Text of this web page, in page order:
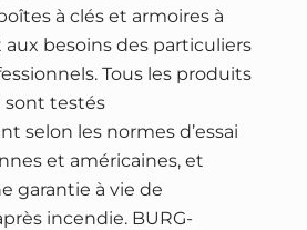
à clés et armoires à
besoins des particuliers
Tous les produits
sont testés
selon les normes d’essai
et américaines, et
garantie à vie de
incendie. BURG-